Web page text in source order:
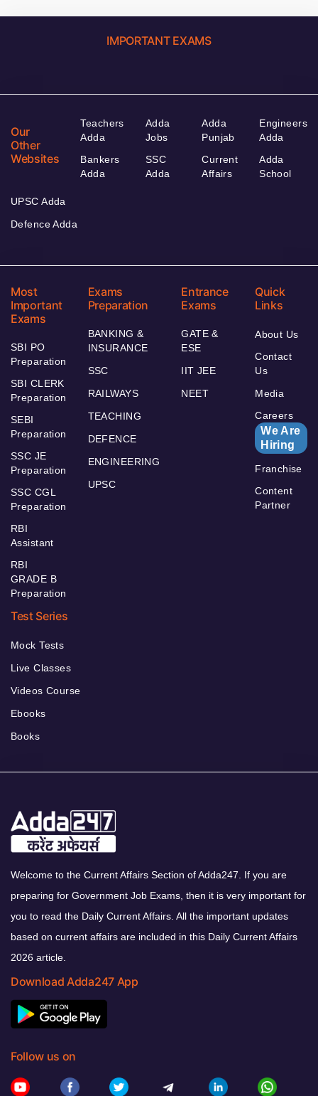
IMPORTANT EXAMS
Our
Other
Websites
Teachers
Adda
Bankers
Adda
Adda
Jobs
SSC
Adda
Adda
Punjab
Current
Affairs
Engineers
Adda
Adda
School
UPSC Adda
Defence Adda
Most
Important
Exams
SBI PO
Preparation
SBI CLERK
Preparation
SEBI
Preparation
SSC JE
Preparation
SSC CGL
Preparation
RBI
Assistant
RBI
GRADE B
Preparation
Exams
Preparation
BANKING &
INSURANCE
SSC
RAILWAYS
TEACHING
DEFENCE
ENGINEERING
UPSC
Entrance
Exams
GATE &
ESE
IIT JEE
NEET
Quick
Links
About Us
Contact
Us
Media
Careers
We Are
Hiring
Franchise
Content
Partner
Test Series
Mock Tests
Live Classes
Videos Course
Ebooks
Books
Welcome to the Current Affairs Section of Adda247. If you are
preparing for Government Job Exams, then it is very important for
you to read the Daily Current Affairs. All the important updates
based on current affairs are included in this Daily Current Affairs
2026 article.
Download Adda247 App
Follow us on